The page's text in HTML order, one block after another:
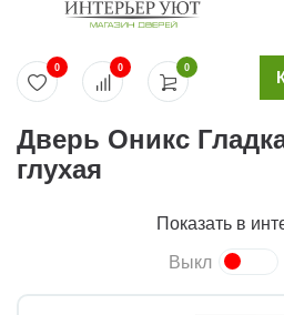
0
0 0
Дверь Оникс
глухая
Показать в
Выкл